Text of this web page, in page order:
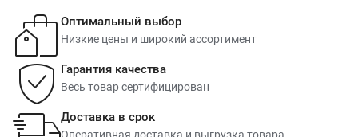
Оптимальный выбор
Низкие цены и широкий ассортимент
Гарантия качества
Весь товар сертифицирован
Доставка в срок